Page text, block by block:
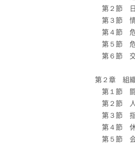
第２節 日
第３節
第４節 危
第５節
第６節
第２章 組
第１節 闘
第２節
第３節
第４節
第５節